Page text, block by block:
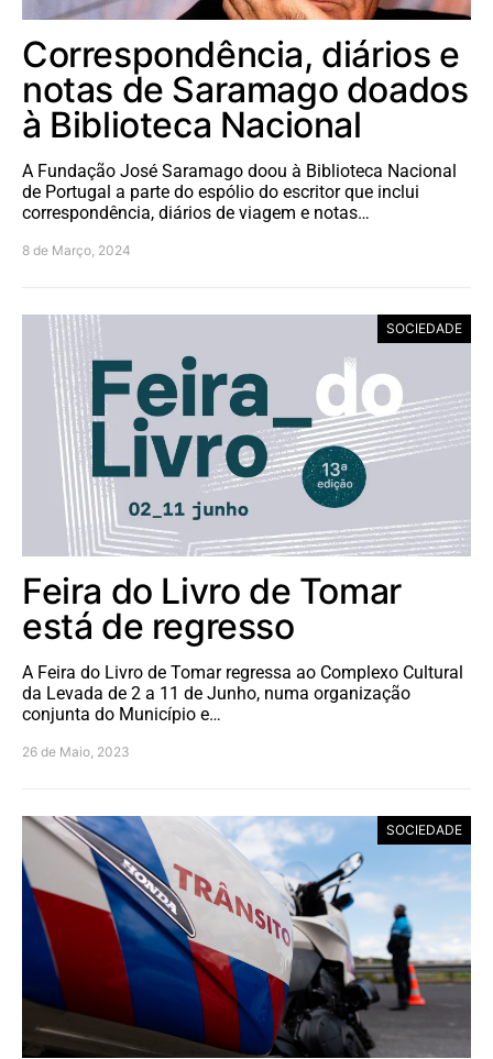
Correspondência, diários e
notas de Saramago doados
à Biblioteca Nacional
A Fundação José Saramago doou à Biblioteca Nacional
de Portugal a parte do espólio do escritor que inclui
correspondência, diários de viagem e notas…
8 de Março, 2024
SOCIEDADE
Feira do Livro de Tomar
está de regresso
A Feira do Livro de Tomar regressa ao Complexo Cultural
da Levada de 2 a 11 de Junho, numa organização
conjunta do Município e…
26 de Maio, 2023
SOCIEDADE